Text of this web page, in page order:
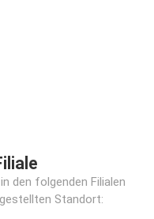
den folgenden Filialen
Standort: